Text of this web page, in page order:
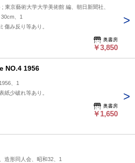
; 東京藝術大学大学美術館 編、朝日新聞社、
、1
傷み反り等あり。
奥書房
￥3,850
NO.4 1956
、1
紙少破れ等あり。
奥書房
￥1,650
造形同人会、昭和32、1